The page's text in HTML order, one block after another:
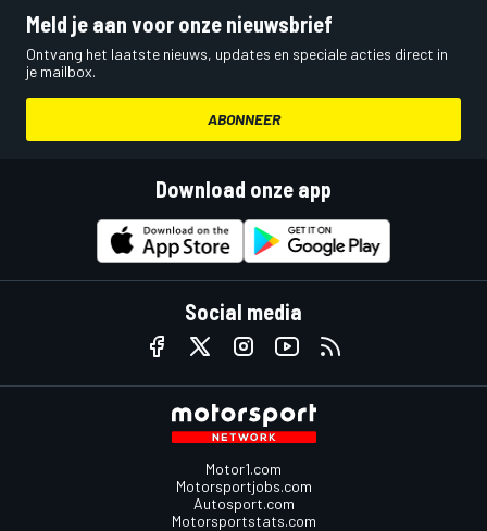
Meld je aan voor onze nieuwsbrief
Ontvang het laatste nieuws, updates en speciale acties direct in
je mailbox.
ABONNEER
Download onze app
Social media
Motor1.com
Motorsportjobs.com
Autosport.com
Motorsportstats.com